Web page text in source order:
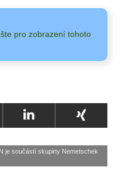
pro zobrazení tohoto
je součástí skupiny Nemetschek